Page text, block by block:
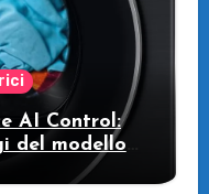
AI Control:
del modello